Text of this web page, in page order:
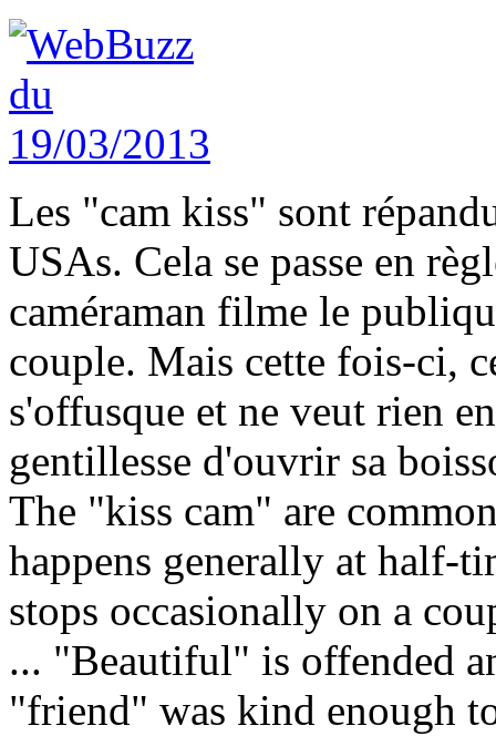
Les "cam kiss" sont
USAs. Cela se passe en
caméraman filme le
couple. Mais cette fois-ci,
s'offusque et ne veut rien
gentillesse d'ouvrir sa
The "kiss cam" are
happens generally at half-
stops occasionally on a
... "Beautiful" is offended
"friend" was kind enough